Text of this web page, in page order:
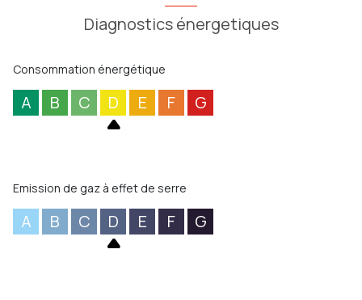
Diagnostics énergetiques
Consommation énergétique
A B C D E F G
Emission de gaz à effet de serre
A B C D E F G